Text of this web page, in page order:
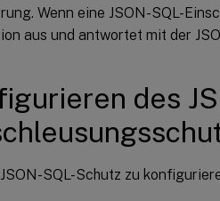
Wenn eine JSON-SQL-
aus und antwortet mit der
des
SQL-Schutz zu